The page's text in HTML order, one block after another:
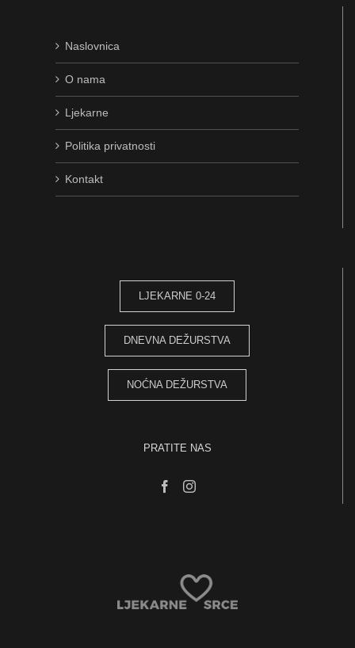
Naslovnica
O nama
Ljekarne
Politika privatnosti
Kontakt
LJEKARNE 0-24
DNEVNA DEŽURSTVA
NOĆNA DEŽURSTVA
PRATITE NAS